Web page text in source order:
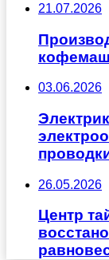
21.07.2026
03.06.2026
26.05.2026
Центр